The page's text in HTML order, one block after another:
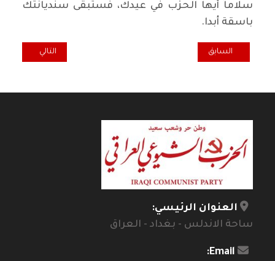
سلاماً أيها الحزب في عيدك، فستبقى سنديانتك
باسقة أبدا.
المقال السابق: ليس مجرد كلام... ننتظر عيدك الميّة / .. عبد السادة
السابق المقال التالي:
التالي
العنوان الرئيسي:
ساحة الاندلس - بغداد - العراق
Email: